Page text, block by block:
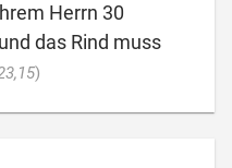
Herrn 30
das Rind muss
)